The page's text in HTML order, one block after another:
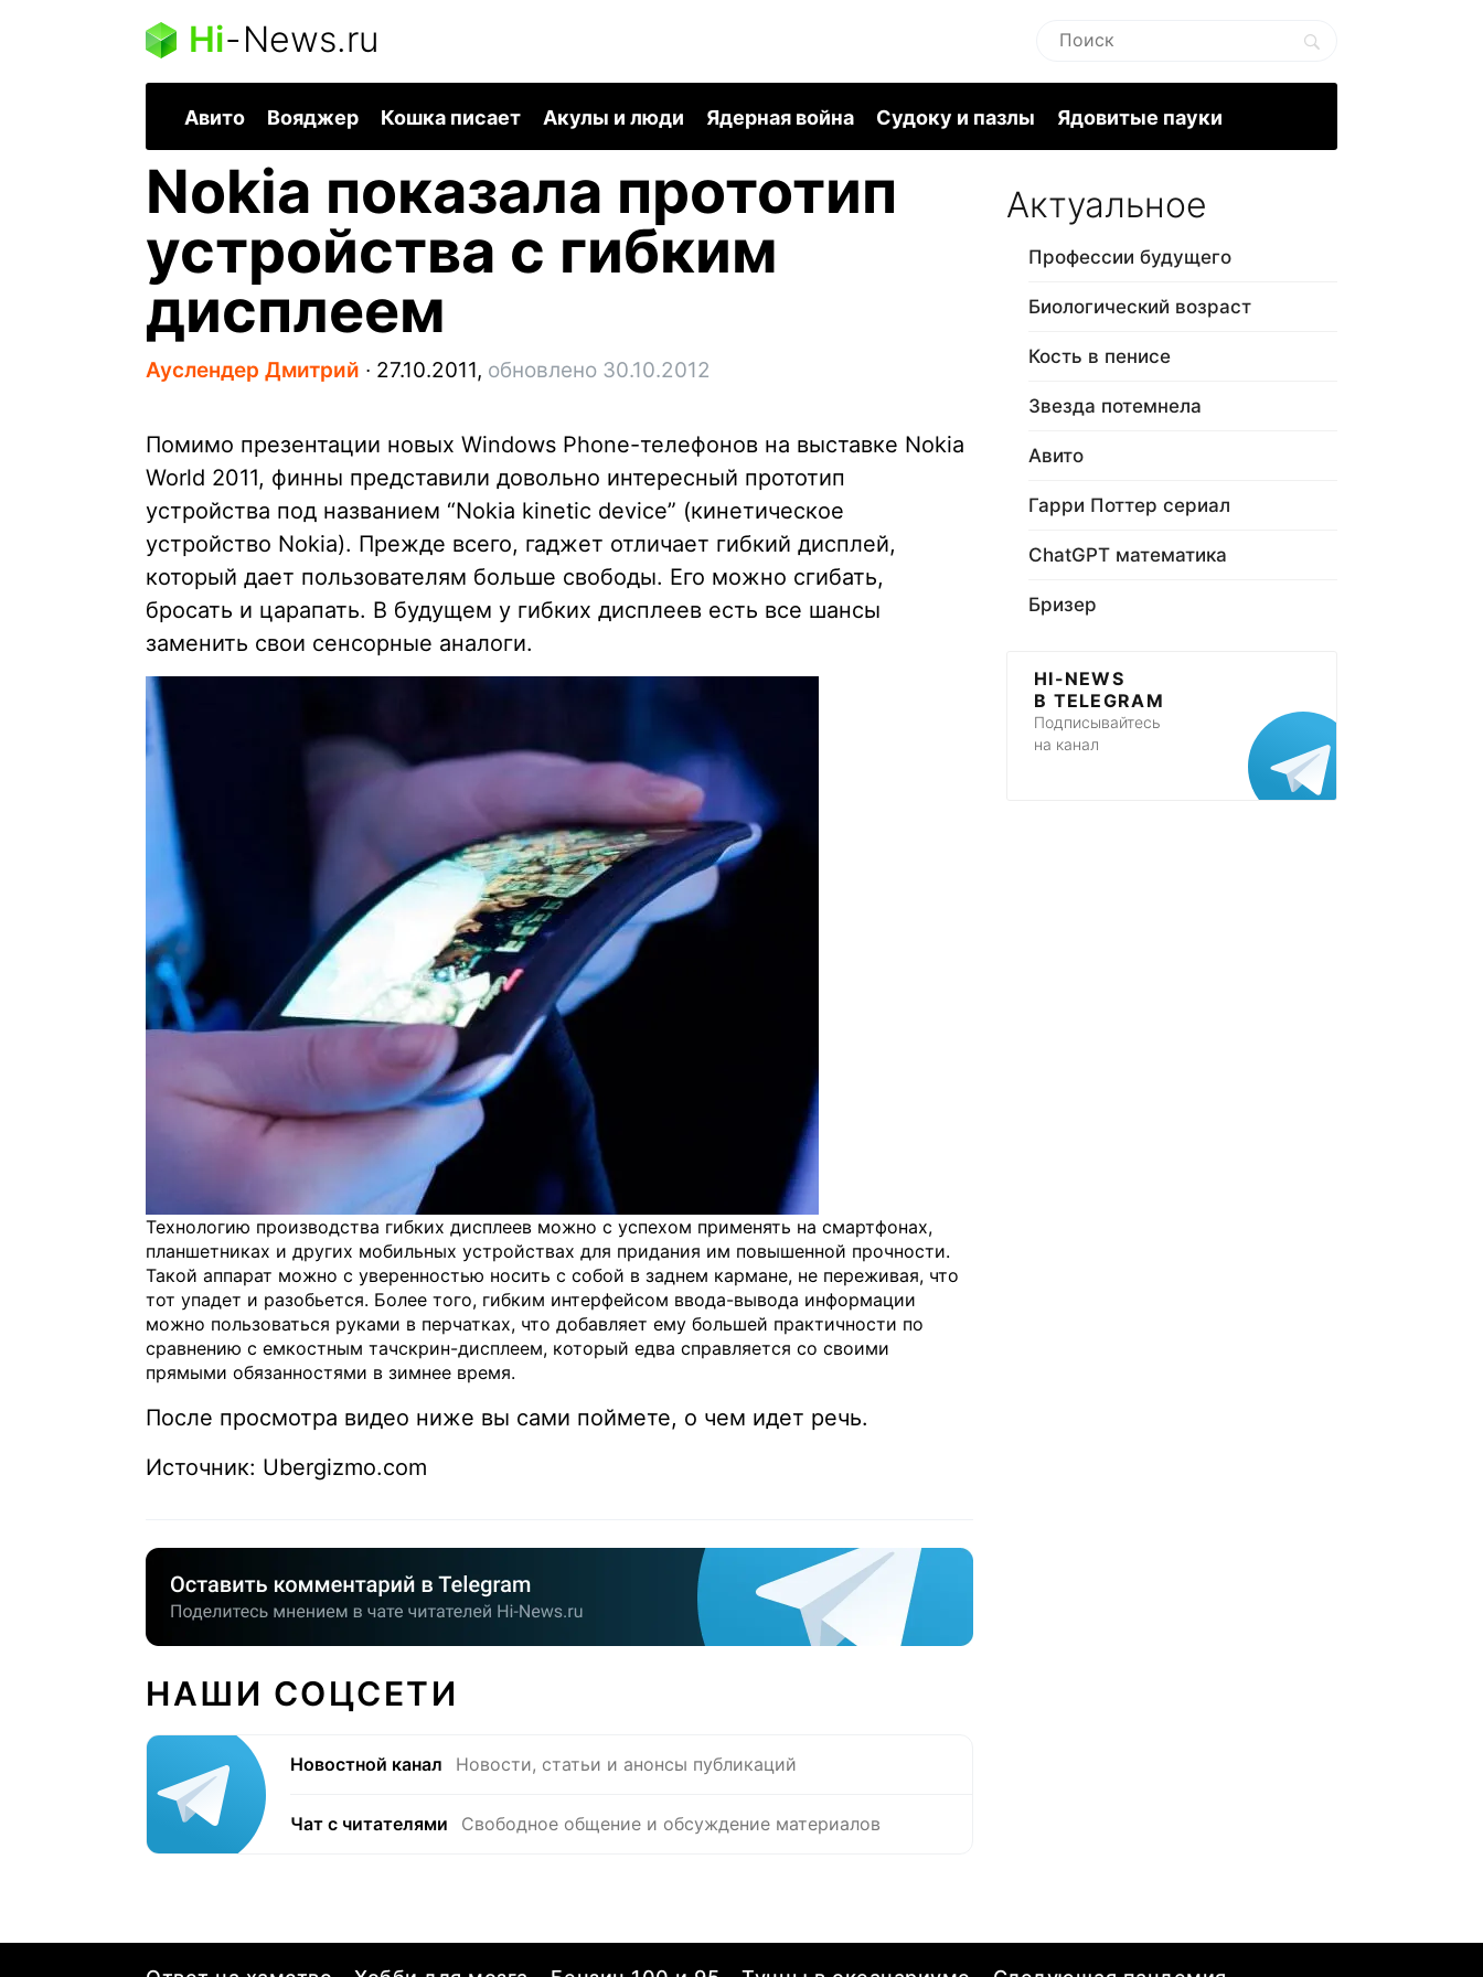
Hi-News.ru
Авито Вояджер Кошка писает Акулы и люди Ядерная война Судоку и пазлы Ядовитые пауки
Nokia показала прототип
устройства с гибким
дисплеем
Ауслендер Дмитрий ∙ 27.10.2011, обновлено 30.10.2012
Помимо презентации новых Windows Phone-телефонов на выставке Nokia
World 2011, финны представили довольно интересный прототип
устройства под названием “Nokia kinetic device” (кинетическое
устройство Nokia). Прежде всего, гаджет отличает гибкий дисплей,
который дает пользователям больше свободы. Его можно сгибать,
бросать и царапать. В будущем у гибких дисплеев есть все шансы
заменить свои сенсорные аналоги.
Технологию производства гибких дисплеев можно с успехом применять на смартфонах,
планшетниках и других мобильных устройствах для придания им повышенной прочности.
Такой аппарат можно с уверенностью носить с собой в заднем кармане, не переживая, что
тот упадет и разобьется. Более того, гибким интерфейсом ввода-вывода информации
можно пользоваться руками в перчатках, что добавляет ему большей практичности по
сравнению с емкостным тачскрин-дисплеем, который едва справляется со своими
прямыми обязанностями в зимнее время.
После просмотра видео ниже вы сами поймете, о чем идет речь.
Источник: Ubergizmo.com
НАШИ СОЦСЕТИ
Новостной канал Новости, статьи и анонсы публикаций
Чат с читателями Свободное общение и обсуждение материалов
Актуальное
Профессии будущего
Биологический возраст
Кость в пенисе
Звезда потемнела
Авито
Гарри Поттер сериал
ChatGPT математика
Бризер
HI-NEWS
В TELEGRAM
Подписывайтесь
на канал